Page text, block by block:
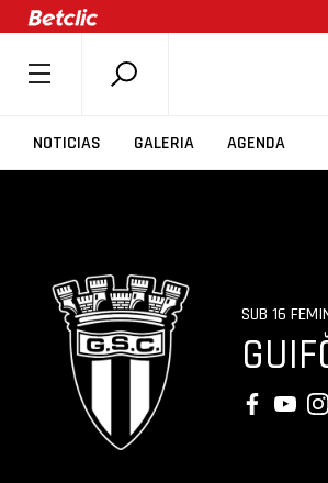
NOTICIAS GALERIA AGENDA
SOBRE A FPB
DOCUMENTOS
ASSOCIAÇÕES
CLUBES
AGENTES
AGENDA
SELEÇÕES
SUB 16